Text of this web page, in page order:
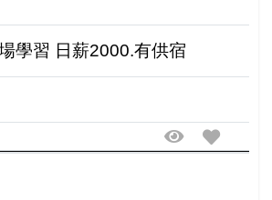
學習 日薪2000.有供宿